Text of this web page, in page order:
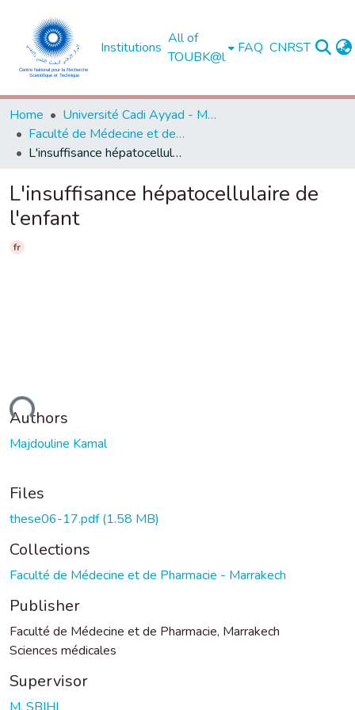
Institutions
All of
TOUBK@l
FAQ CNRST
Home
Université Cadi Ayyad - Marrakech
Faculté de Médecine et de Pharmacie - Marrakech
L'insuffisance hépatocellulaire de l'enfant
L'insuffisance hépatocellulaire de
l'enfant
fr
Authors
Majdouline Kamal
Files
these06-17.pdf(1.58 MB)
Collections
Faculté de Médecine et de Pharmacie - Marrakech
Publisher
Faculté de Médecine et de Pharmacie, Marrakech
Sciences médicales
Supervisor